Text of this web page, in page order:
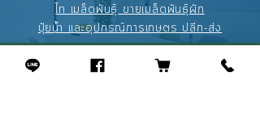
ไท เมล็ดพันธุ์ ขายเมล็ดพันธุ์ผัก
ปุ๋ยน้ำ และอุปกรณ์การเกษตร ปลีก-ส่ง